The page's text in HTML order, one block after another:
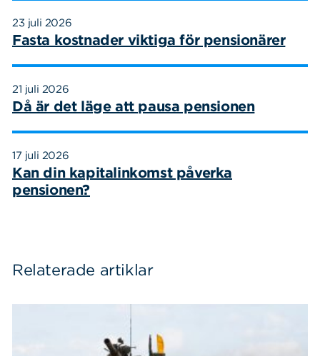
23 juli 2026
Fasta kostnader viktiga för pensionärer
21 juli 2026
Då är det läge att pausa pensionen
17 juli 2026
Kan din kapitalinkomst påverka
pensionen?
Relaterade artiklar
Sök på sidan:Sök